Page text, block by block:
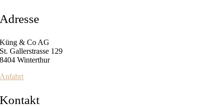
Adresse
Küng & Co AG
St. Gallerstrasse 129
8404 Winterthur
Anfahrt
Kontakt